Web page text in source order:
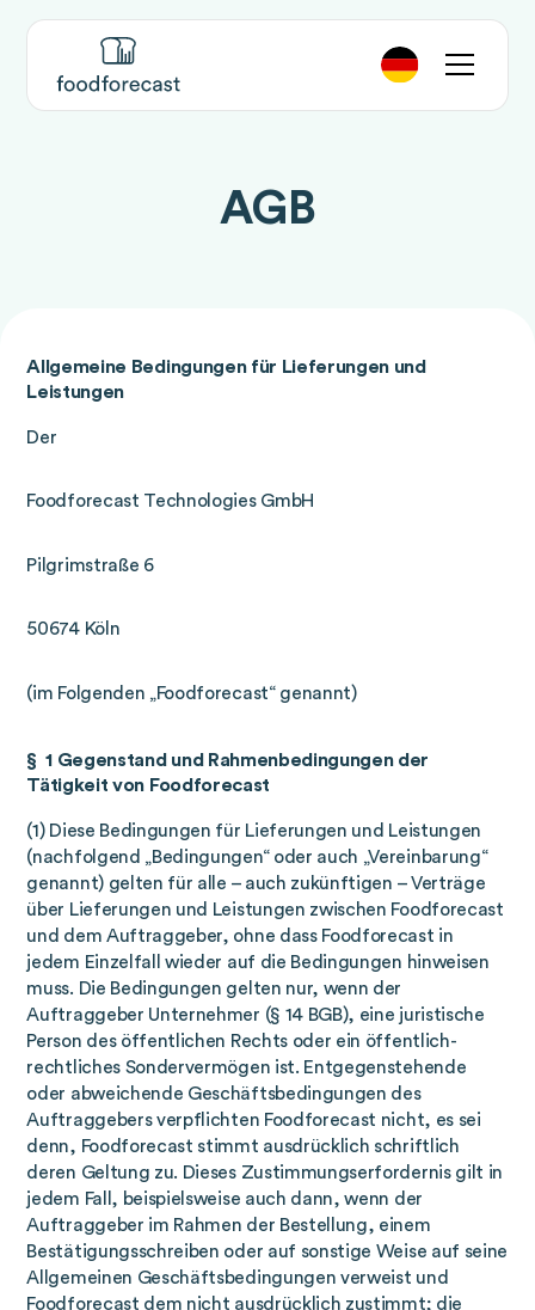
AGB
Allgemeine Bedingungen für Lieferungen und
Leistungen
Der
Foodforecast Technologies GmbH
Pilgrimstraße 6
50674 Köln
(im Folgenden „Foodforecast“ genannt)
§ 1 Gegenstand und Rahmenbedingungen der
Tätigkeit von Foodforecast
(1) Diese Bedingungen für Lieferungen und Leistungen
(nachfolgend „Bedingungen“ oder auch „Vereinbarung“
genannt) gelten für alle – auch zukünftigen – Verträge
über Lieferungen und Leistungen zwischen Foodforecast
und dem Auftraggeber, ohne dass Foodforecast in
jedem Einzelfall wieder auf die Bedingungen hinweisen
muss. Die Bedingungen gelten nur, wenn der
Auftraggeber Unternehmer (§ 14 BGB), eine juristische
Person des öffentlichen Rechts oder ein öffentlich-
rechtliches Sondervermögen ist. Entgegenstehende
oder abweichende Geschäftsbedingungen des
Auftraggebers verpflichten Foodforecast nicht, es sei
denn, Foodforecast stimmt ausdrücklich schriftlich
deren Geltung zu. Dieses Zustimmungserfordernis gilt in
jedem Fall, beispielsweise auch dann, wenn der
Auftraggeber im Rahmen der Bestellung, einem
Bestätigungsschreiben oder auf sonstige Weise auf seine
Allgemeinen Geschäftsbedingungen verweist und
Foodforecast dem nicht ausdrücklich zustimmt; die